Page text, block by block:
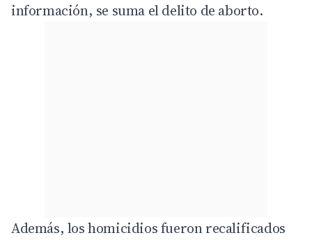
información, se suma el delito de aborto.
Además, los homicidios fueron recalificados